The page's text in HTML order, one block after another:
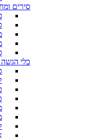
סירים
כלי